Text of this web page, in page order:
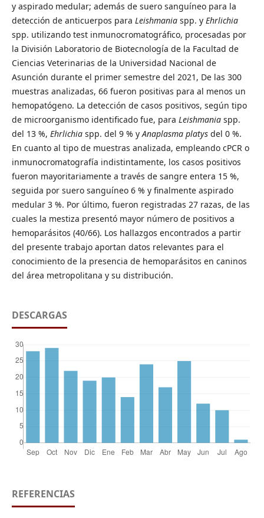
y aspirado medular; además de suero sanguíneo para la
detección de anticuerpos para Leishmaniaspp. y Ehrlichia
spp. utilizando test inmunocromatográfico, procesadas por
la División Laboratorio de Biotecnología de la Facultad de
Ciencias Veterinarias de la Universidad Nacional de
Asunción durante el primer semestre del 2021, De las 300
muestras analizadas, 66 fueron positivas para al menos un
hemopatógeno. La detección de casos positivos, según tipo
de microorganismo identificado fue, para Leishmaniaspp.
del 13 %, Ehrlichiaspp. del 9 % yAnaplasma platysdel 0 %.
En cuanto al tipo de muestras analizada, empleando cPCR o
inmunocromatografía indistintamente, los casos positivos
fueron mayoritariamente a través de sangre entera 15 %,
seguida por suero sanguíneo 6 % y finalmente aspirado
medular 3 %. Por último, fueron registradas 27 razas, de las
cuales la mestiza presentó mayor número de positivos a
hemoparásitos (40/66). Los hallazgos encontrados a partir
del presente trabajo aportan datos relevantes para el
conocimiento de la presencia de hemoparásitos en caninos
del área metropolitana y su distribución.
DESCARGAS
REFERENCIAS